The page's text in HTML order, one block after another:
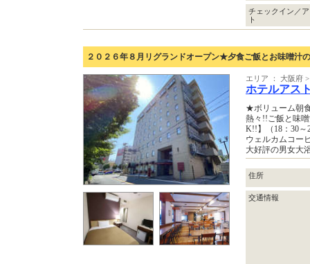
チェックイン／
ト
２０２６年８月リグランドオープン★夕食ご飯とお味噌汁
エリア ： 大阪府
ホテルアス
★ボリューム朝
熱々!!ご飯と味
K!!】（18：30～
ウェルカムコー
大好評の男女大
住所
交通情報